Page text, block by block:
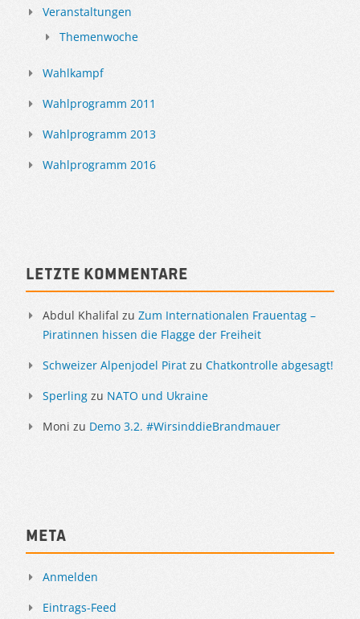
Veranstaltungen
Themenwoche
Wahlkampf
Wahlprogramm 2011
Wahlprogramm 2013
Wahlprogramm 2016
Letzte Kommentare
Abdul Khalifal zu Zum Internationalen Frauentag –
Piratinnen hissen die Flagge der Freiheit
Schweizer Alpenjodel Pirat zu Chatkontrolle abgesagt!
Sperling zu NATO und Ukraine
Moni zu Demo 3.2. #WirsinddieBrandmauer
Meta
Anmelden
Eintrags-Feed